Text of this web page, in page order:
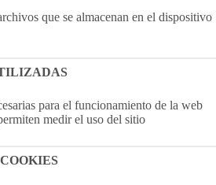
que se almacenan en el dispositivo
para el funcionamiento de la web
medir el uso del sitio